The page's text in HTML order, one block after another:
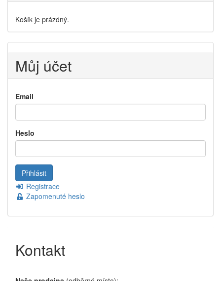
Košík je prázdný.
Můj účet
Email
Heslo
Registrace
Zapomenuté heslo
Kontakt